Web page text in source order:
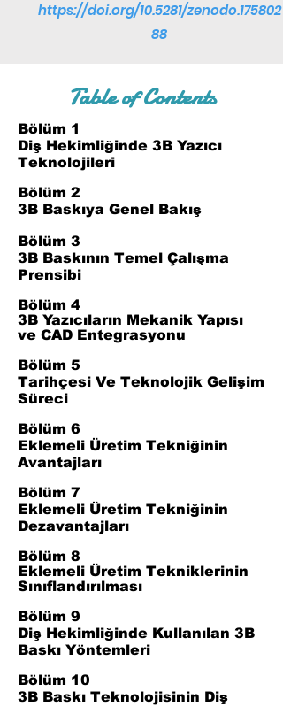
https://doi.org/10.5281/zenodo.175802
88
Table of Contents
Bölüm 1
Diş Hekimliğinde 3B Yazıcı
Teknolojileri
Bölüm 2
3B Baskıya Genel Bakış
Bölüm 3
3B Baskının Temel Çalışma
Prensibi
Bölüm 4
3B Yazıcıların Mekanik Yapısı
ve CAD Entegrasyonu
Bölüm 5
Tarihçesi Ve Teknolojik Gelişim
Süreci
Bölüm 6
Eklemeli Üretim Tekniğinin
Avantajları
Bölüm 7
Eklemeli Üretim Tekniğinin
Dezavantajları
Bölüm 8
Eklemeli Üretim Tekniklerinin
Sınıflandırılması
Bölüm 9
Diş Hekimliğinde Kullanılan 3B
Baskı Yöntemleri
Bölüm 10
3B Baskı Teknolojisinin Diş